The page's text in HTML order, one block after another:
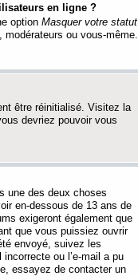
en ligne ?
option Masquer votre statut
modérateurs ou vous-même.
être réinitialisé. Visitez la
devriez pouvoir vous
une des deux choses
en-dessous de 13 ans de
exigeront également que
que vous puissiez ouvrir
envoyé, suivez les
ou l’e-mail a pu
essayez de contacter un